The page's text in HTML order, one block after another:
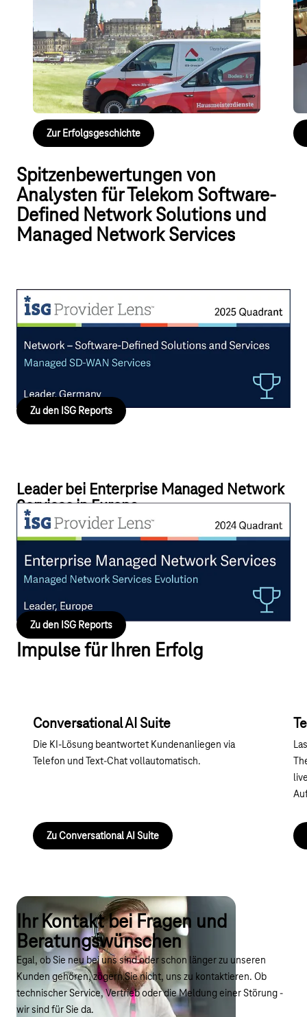
Mitarbeitende, Handwerks- und Service-Kräfte sowie
die Gäste der Immobilienbetreuungs-, Tourismus-
und Beherbergungsgesellschaft profitieren von
moderner IT-Infrastruktur und leistungsstarkem
WLAN.
Zur Erfolgsgeschichte
Spitzenbewertungen von
Analysten für Telekom Software-
Defined Network Solutions und
Managed Network Services
Defined Network Solutions und Services
Die Deutsche Telekom nutzt ihr Multivendor-Portfolio, um
WAN Lösungen zu empfehlen, die auf ihre geschäftlichen
Anforderungen zugeschnitten sind.
Zu den ISG Reports
Leader bei Enterprise Managed Network
Services in Europa
Die Telekom treibt fortschrittliche und kundenorientierte
SDx-Automatisierungs-Ökosystem bei ihren globalen und in
Europa ansässigen Kunden mit großem Erfolg einsetzt.
Zu den ISG Reports
Impulse für Ihren Erfolg
Conversational AI Suite
Die KI-Lösung beantwortet Kundenanliegen via
Telefon und Text-Chat vollautomatisch.
Zu Conversational AI Suite
Ihr Kontakt bei Fragen und
Beratungswünschen
Egal, ob Sie neu bei uns sind oder schon länger zu unseren
Kunden gehören, zögern Sie nicht, uns zu kontaktieren. Ob
technischer Service, Vertrieb oder die Meldung einer Störung -
wir sind für Sie da.